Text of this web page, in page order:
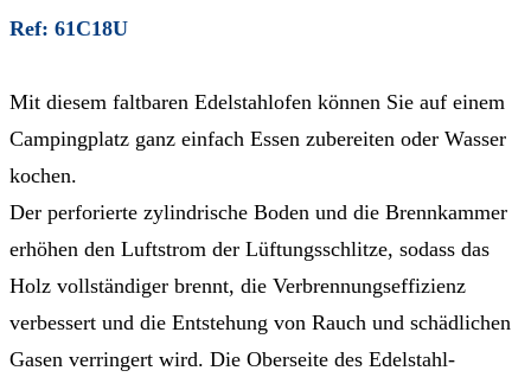
Ref: 61C18U
Mit diesem faltbaren Edelstahlofen können Sie auf einem
Campingplatz ganz einfach Essen zubereiten oder Wasser
kochen.
Der perforierte zylindrische Boden und die Brennkammer
erhöhen den Luftstrom der Lüftungsschlitze, sodass das
Holz vollständiger brennt, die Verbrennungseffizienz
verbessert und die Entstehung von Rauch und schädlichen
Gasen verringert wird. Die Oberseite des Edelstahl-